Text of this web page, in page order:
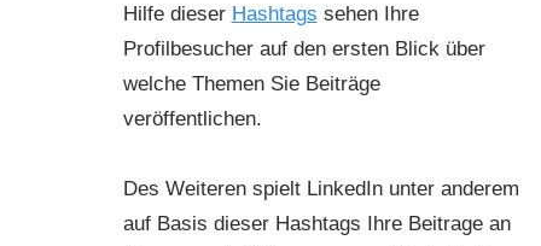
Hilfe dieser Hashtags sehen Ihre
Profilbesucher auf den ersten Blick über
welche Themen Sie Beiträge
veröffentlichen.
Des Weiteren spielt LinkedIn unter anderem
auf Basis dieser Hashtags Ihre Beitrage an